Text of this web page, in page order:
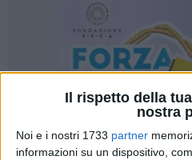
Il rispetto della
nostra
Noi e i nostri 1733 partner
informazioni su un dispositivo,